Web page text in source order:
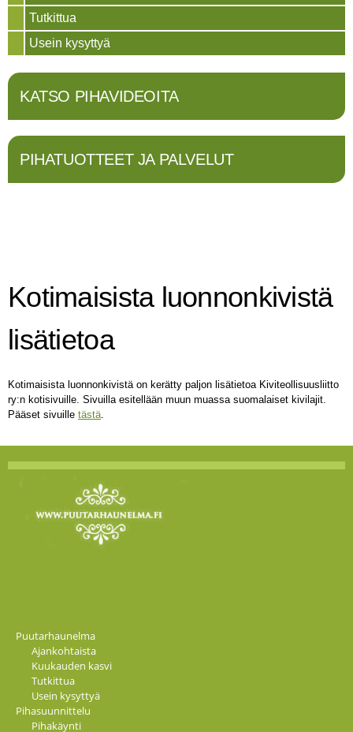
Tutkittua
Usein kysyttyä
KATSO PIHAVIDEOITA
PIHATUOTTEET JA PALVELUT
Kotimaisista luonnonkivistä
lisätietoa
Kotimaisista luonnonkivistä on kerätty paljon lisätietoa Kiviteollisuusliitto
ry:n kotisivuille. Sivuilla esitellään muun muassa suomalaiset kivilajit.
Pääset sivuille tästä.
Puutarhaunelma
Ajankohtaista
Kuukauden kasvi
Tutkittua
Usein kysyttyä
Pihasuunnittelu
Pihakäynti